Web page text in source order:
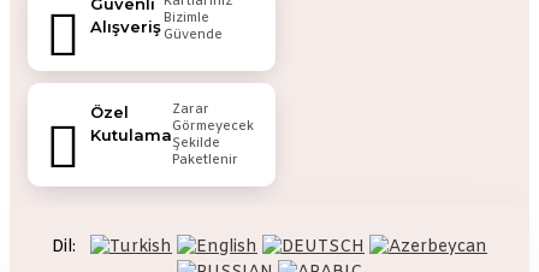
Güvenli
Alışveriş Bizimle
Güvende
Özel
Kutulama
Zarar
Görmeyecek
Şekilde
Paketlenir
Dil: